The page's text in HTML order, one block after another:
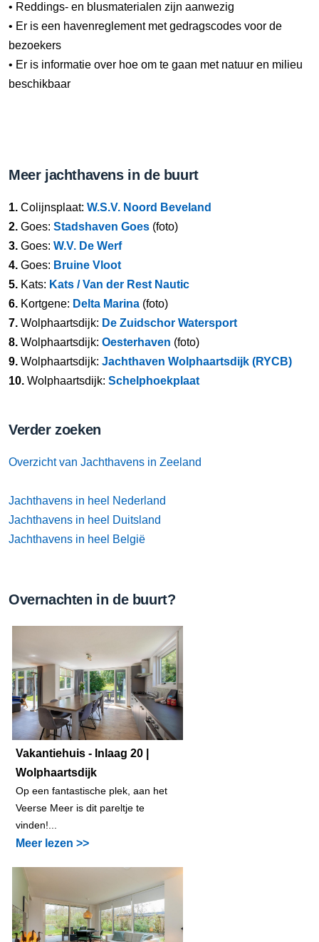
• Reddings- en blusmaterialen zijn aanwezig
• Er is een havenreglement met gedragscodes voor de
bezoekers
• Er is informatie over hoe om te gaan met natuur en milieu
beschikbaar
Meer jachthavens in de buurt
1. Colijnsplaat: W.S.V. Noord Beveland
2. Goes: Stadshaven Goes (foto)
3. Goes: W.V. De Werf
4. Goes: Bruine Vloot
5. Kats: Kats / Van der Rest Nautic
6. Kortgene: Delta Marina (foto)
7. Wolphaartsdijk: De Zuidschor Watersport
8. Wolphaartsdijk: Oesterhaven (foto)
9. Wolphaartsdijk: Jachthaven Wolphaartsdijk (RYCB)
10. Wolphaartsdijk: Schelphoekplaat
Verder zoeken
Overzicht van Jachthavens in Zeeland
Jachthavens in heel Nederland
Jachthavens in heel Duitsland
Jachthavens in heel België
Overnachten in de buurt?
Vakantiehuis - Inlaag 20 |
Wolphaartsdijk
Op een fantastische plek, aan het
Veerse Meer is dit pareltje te
vinden!...
Meer lezen >>